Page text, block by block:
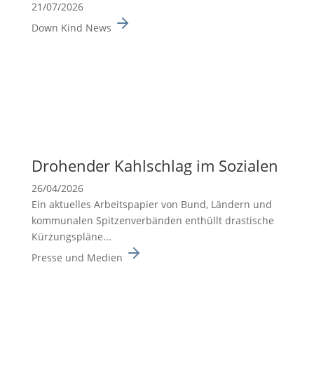
21/07/2026
Down Kind News
Drohender Kahlschlag im Sozialen
26/04/2026
Ein aktuelles Arbeits­pa­pier von Bund, Ländern und
kommu­nalen Spitzen­ver­bänden enthüllt drasti­sche
Kürzungs­pläne...
Presse und Medien